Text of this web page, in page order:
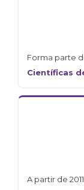
Forma parte
Científicas
A partir de